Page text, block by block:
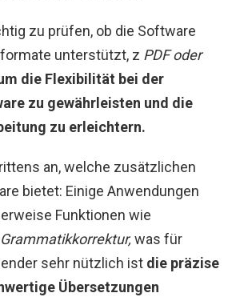
zu prüfen, ob die Software
unterstützt, z PDF oder
die Flexibilität bei der
zu gewährleisten und die
zu erleichtern.
an, welche zusätzlichen
bietet: Einige Anwendungen
Funktionen wie
was für
sehr nützlich ist die präzise
Übersetzungen